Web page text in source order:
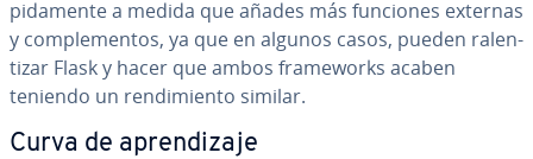
pi­da­me­n­te a medida que añades más funciones externas
y co­m­ple­me­n­tos, ya que en algunos casos, pueden ra­le­n­
ti­zar Flask y hacer que ambos fra­me­wo­r­ks acaben
teniendo un re­n­di­mie­n­to similar.
Curva de apre­n­di­za­je